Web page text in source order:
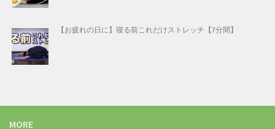
【お疲れの日に】寝る前これだけストレッチ【7分間】
MORE